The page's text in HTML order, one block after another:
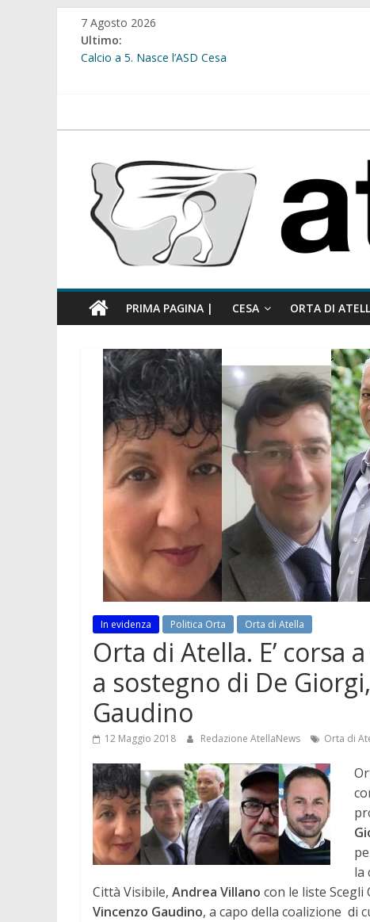
Salta
contenuto
7 Agosto 2026
Ultimo:
Calcio a 5. Nasce l’ASD Cesa
comunale”
atellanews.it
PRIMA PAGINA | CESA ORTA DI
In evidenza Politica Orta Orta di Atella
Orta di Atella. E’ corsa
a sostegno di De
Gaudino
12 Maggio 2018 Redazione AtellaNews Orta di
la
Città Visibile, Andrea Villano con le liste
Vincenzo Gaudino, a capo della coalizione di